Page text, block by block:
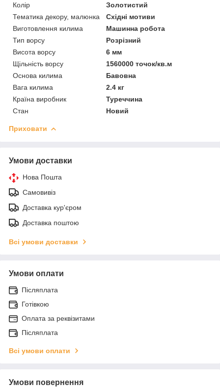
Колір
Золотистий
Тематика декору, малюнка
Східні мотиви
Виготовлення килима
Машинна робота
Тип ворсу
Розрізний
Висота ворсу
6 мм
Щільність ворсу
1560000 точок/кв.м
Основа килима
Бавовна
Вага килима
2.4 кг
Країна виробник
Туреччина
Стан
Новий
Приховати
Умови доставки
Нова Пошта
Самовивіз
Доставка кур'єром
Доставка поштою
Всі умови доставки
Умови оплати
Післяплата
Готівкою
Оплата за реквізитами
Післяплата
Всі умови оплати
Умови повернення